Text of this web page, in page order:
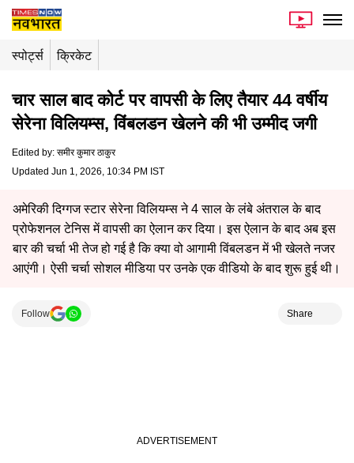
स्पोर्ट्स क्रिकेट
चार साल बाद कोर्ट पर वापसी के लिए तैयार 44 वर्षीय
सेरेना विलियम्स, विंबलडन खेलने की भी उम्मीद जगी
Edited by: समीर कुमार ठाकुर
Updated Jun 1, 2026, 10:34 PM IST
अमेरिकी दिग्गज स्टार सेरेना विलियम्स ने 4 साल के लंबे अंतराल के बाद
प्रोफेशनल टेनिस में वापसी का ऐलान कर दिया। इस ऐलान के बाद अब इस
बार की चर्चा भी तेज हो गई है कि क्या वो आगामी विंबलडन में भी खेलते नजर
आएंगी। ऐसी चर्चा सोशल मीडिया पर उनके एक वीडियो के बाद शुरू हुई थी।
Follow Share